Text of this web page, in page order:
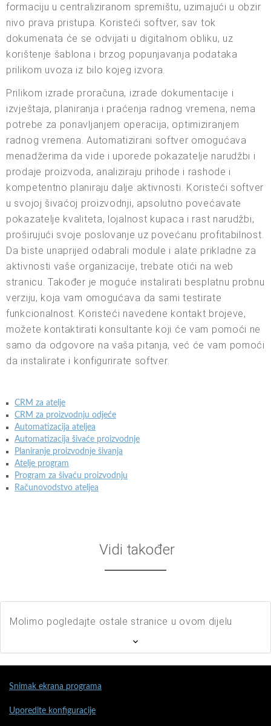
formaciju u centraliziranom spremištu, uzimajući u obzir
nivo prava pristupa. Koristeći softver, sav tok
dokumenata će se odvijati u digitalnom obliku, uz
korištenje šablona i brzog popunjavanja podataka
prilikom uvoza iz bilo kojeg izvora.
Prilikom izrade proračuna, izrade dokumentacije i
izvještaja, planiranja i praćenja radnog vremena, nema
potrebe za ponavljanjem operacija, optimiziranjem
radnog vremena. Automatizirani softver omogućava
menadžerima da vide i uporede pokazatelje narudžbi i
prodaje proizvoda, analiziraju prihode i rashode i
kompetentno planiraju dalje aktivnosti. Koristeći softver
u svojoj šivaćoj proizvodnji, apsolutno povećavate
pokazatelje kvaliteta, lojalnost kupaca i rast narudžbi,
proširujući svoje poslovanje uz povećanu profitabilnost.
Da biste unaprijed odabrali module i alate prikladne za
aktivnosti vaše organizacije, trebate otići na web
stranicu. Također je moguće instalirati besplatnu probnu
verziju, koja vam omogućava da sami testirate
funkcionalnost. Koristeći navedene kontakt brojeve,
možete kontaktirati konsultante koji će vam pomoći ne
samo da odgovore na vaša pitanja, već će vam pomoći
da instalirate i konfigurirate softver.
CRM za atelje
CRM za proizvodnju odjeće
Automatizacija ateljea
Automatizacija šivaće proizvodnje
Planiranje proizvodnje šivanja
Atelje program
Program za šivaću proizvodnju
Računovodstvo ateljea
Vidi također
Molimo pogledajte ostale stranice u ovom dijelu
Snimak ekrana programa
Uporedite konfiguracije